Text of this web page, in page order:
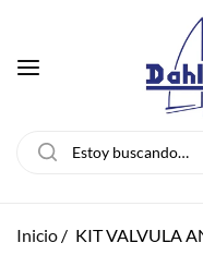
Inicio / KIT VALVULA